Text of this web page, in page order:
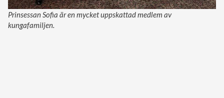
Prinsessan Sofia är en mycket uppskattad medlem av
kungafamiljen.